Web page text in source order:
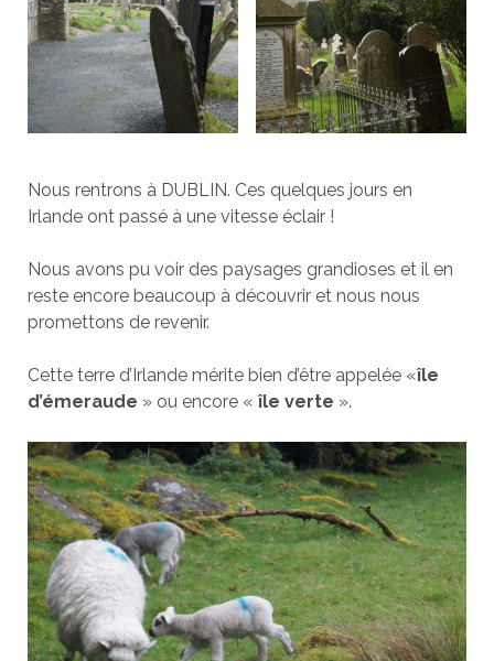
Nous rentrons à DUBLIN. Ces quelques jours en
Irlande ont passé à une vitesse éclair !
Nous avons pu voir des paysages grandioses et il en
reste encore beaucoup à découvrir et nous nous
promettons de revenir.
Cette terre d’Irlande mérite bien d’être appelée «île
d’émeraude » ou encore « île verte ».